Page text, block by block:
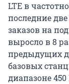
LTE в
последние
заказов на
выросло в 8
предыдущих
базовых
диапазоне